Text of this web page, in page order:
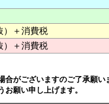
）＋消費税
）＋消費税
合がございますのご了承願い
願い申し上げます。